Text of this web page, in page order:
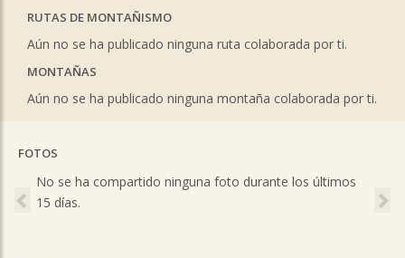
RUTAS DE MONTAÑISMO
Aún no se ha publicado ninguna ruta colaborada por ti.
MONTAÑAS
Aún no se ha publicado ninguna montaña colaborada por ti.
FOTOS
No se ha compartido ninguna foto durante los últimos
15 días.
Previous